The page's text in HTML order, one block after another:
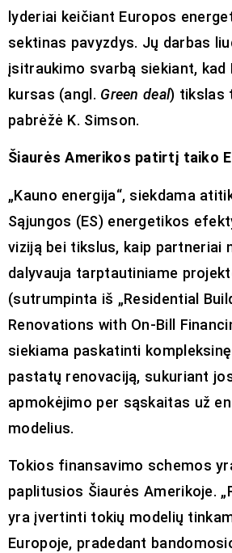
lyderiai keičiant Europos
sektinas pavyzdys. Jų darbas
įsitraukimo svarbą siekiant, kad
kursas (angl. Green deal) tikslas
pabrėžė K. Simson.
Šiaurės Amerikos patirtį taiko
„Kauno energija“, siekdama
Sąjungos (ES) energetikos
viziją bei tikslus, kaip partneriai
dalyvauja tarptautiniame
(sutrumpinta iš „Residential
Renovations with On-Bill
siekiama paskatinti
pastatų renovaciją, sukuriant
apmokėjimo per sąskaitas už
modelius.
Tokios finansavimo schemos
paplitusios Šiaurės Amerikoje.
yra įvertinti tokių modelių
Europoje, pradedant